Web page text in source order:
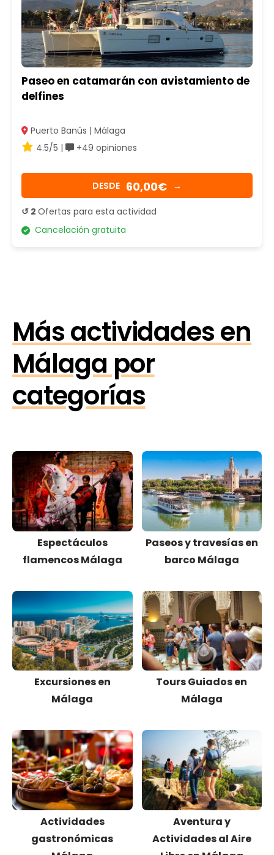
Paseo en catamarán con avistamiento de
delfines
Puerto Banús | Málaga
4.5/5 |
+49 opiniones
DESDE 60,00€ →
↺ 2 Ofertas para esta actividad
Cancelación gratuita
Más actividades en
Málaga por
categorías
Espectáculos
flamencos Málaga
Paseos y travesías en
barco Málaga
Excursiones en
Málaga
Tours Guiados en
Málaga
Actividades
gastronómicas
Aventura y
Actividades al Aire